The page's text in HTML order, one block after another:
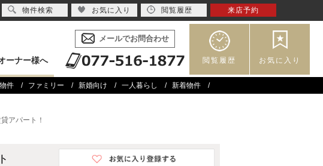
ーナー様へ
メールでお問合わせ
閲覧履歴 お気に入り
件 ファミリー 新婚向け 一人暮らし 新着物件
アパート！
物件検索 お気に入り 閲覧履歴 来店予約